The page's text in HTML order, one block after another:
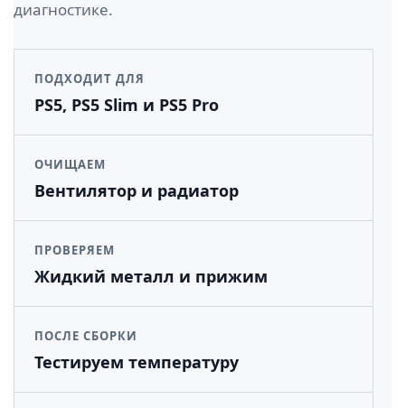
диагностике.
ПОДХОДИТ ДЛЯ
PS5, PS5 Slim и PS5 Pro
ОЧИЩАЕМ
Вентилятор и радиатор
ПРОВЕРЯЕМ
Жидкий металл и прижим
ПОСЛЕ СБОРКИ
Тестируем температуру